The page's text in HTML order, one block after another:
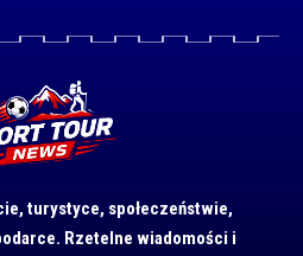
turystyce, społeczeństwie,
Rzetelne wiadomości i